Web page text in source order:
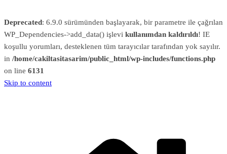
Deprecated: 6.9.0 sürümünden başlayarak, bir parametre ile çağrılan
WP_Dependencies->add_data() işlevi kullanımdan kaldırıldı! IE
koşullu yorumları, desteklenen tüm tarayıcılar tarafından yok sayılır.
in /home/cakiltasitasarim/public_html/wp-includes/functions.php
on line 6131
Skip to content